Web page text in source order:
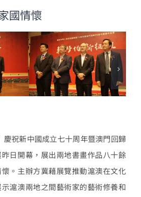
國情懷
祝新中國成立七十周年暨澳門回歸
日開幕，展出兩地書畫作品八十餘
。主辦方冀藉展覽推動滬澳在文化
滬澳兩地之間藝術家的藝術修養和